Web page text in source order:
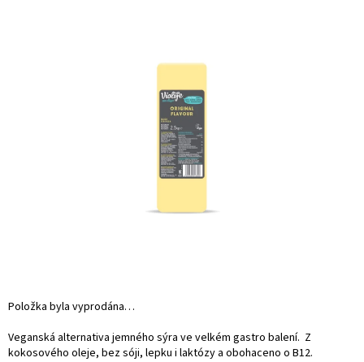
Položka byla vyprodána…
Veganská alternativa jemného sýra ve velkém gastro balení. Z
kokosového oleje, bez sóji, lepku i laktózy a obohaceno o B12.